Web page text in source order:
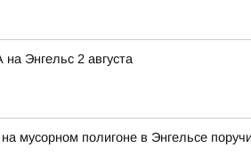
Энгельс 2 августа
мусорном полигоне в Энгельсе